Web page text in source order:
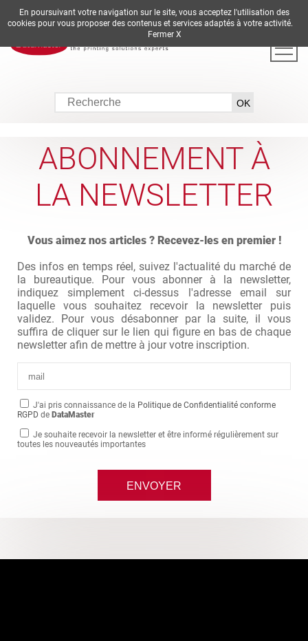
DE EN ES FR IT
ABONNEMENT À
LA NEWSLETTER
Vous aimez nos articles ? Recevez-les en premier !
Des infos en temps réel, suivez l'actualité du marché de
la bureautique. Pour vous abonner à la newsletter,
indiquez simplement ci-dessus l'adresse email sur
laquelle vous souhaitez recevoir la newsletter puis
validez. Pour vous désabonner par la suite, il vous
suffira de cliquer sur le lien qui figure en bas de chaque
newsletter afin de mettre à jour votre inscription.
J'ai pris connaissance de la Politique de Confidentialité conforme
RGPD de DataMaster
Je souhaite recevoir la newsletter et être informé régulièrement sur
toutes les nouveautés importantes
En poursuivant votre navigation sur le site, vous acceptez l'utilisation des
cookies pour vous proposer des contenus et services adaptés à votre activité.
Fermer X